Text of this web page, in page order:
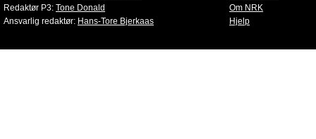
Redaktør P3: Tone Donald
Ansvarlig redaktør: Hans-Tore Bjerkaas
Om NRK
Hjelp